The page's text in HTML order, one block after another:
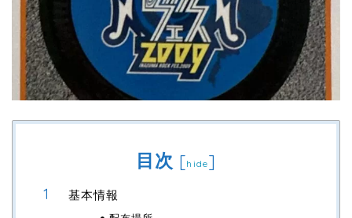
目次 [hide]
基本情報